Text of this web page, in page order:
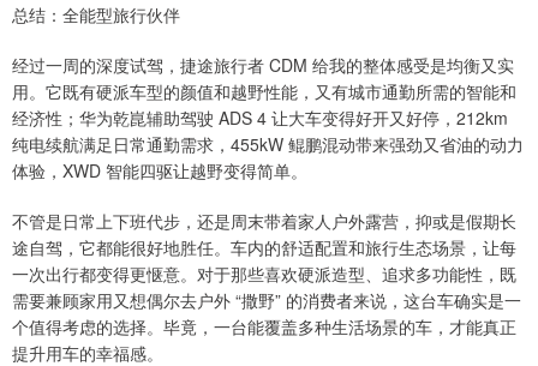
总结：全能型旅行伙伴
经过一周的深度试驾，捷途旅行者 CDM 给我的整体感受是均衡又实
用。它既有硬派车型的颜值和越野性能，又有城市通勤所需的智能和
经济性；华为乾崑辅助驾驶 ADS 4 让大车变得好开又好停，212km
纯电续航满足日常通勤需求，455kW 鲲鹏混动带来强劲又省油的动力
体验，XWD 智能四驱让越野变得简单。
不管是日常上下班代步，还是周末带着家人户外露营，抑或是假期长
途自驾，它都能很好地胜任。车内的舒适配置和旅行生态场景，让每
一次出行都变得更惬意。对于那些喜欢硬派造型、追求多功能性，既
需要兼顾家用又想偶尔去户外 “撒野” 的消费者来说，这台车确实是一
个值得考虑的选择。毕竟，一台能覆盖多种生活场景的车，才能真正
提升用车的幸福感。